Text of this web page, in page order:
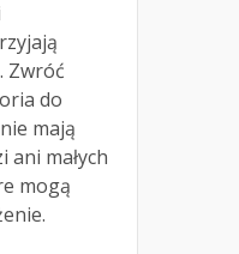
Zwróć
do
mają
ani małych
mogą